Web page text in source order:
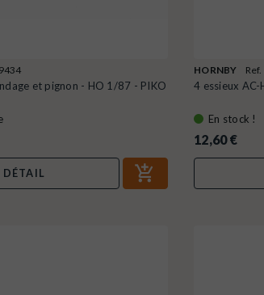
et pignon - HO 1/87 - PIKO
DÉTAIL
HORNBY
4 essieux
En stock !
12,60 €